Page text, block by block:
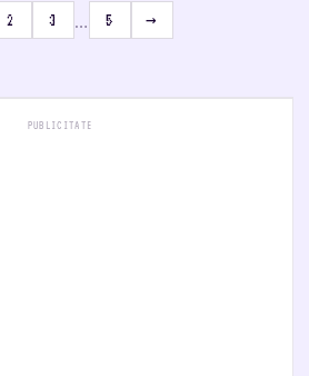
2 3 5 →
PUBLICITATE